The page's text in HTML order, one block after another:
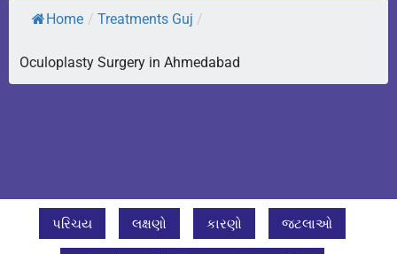
Home / Treatments Guj /
Oculoplasty Surgery in Ahmedabad
પરિચય લક્ષણો કારણો જટલાઓ